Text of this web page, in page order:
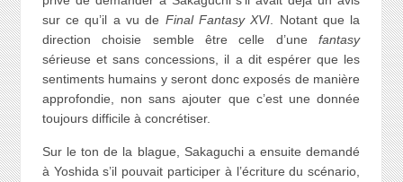
sur ce qu’il a vu de Final Fantasy XVI . Notant que la
direction choisie semble être celle d’unefantasy
sérieuse et sans concessions, il a dit espérer que les
sentiments humains y seront donc exposés de manière
approfondie, non sans ajouter que c’est une donnée
toujours difficile à concrétiser.
Sur le ton de la blague, Sakaguchi a ensuite demandé
à Yoshida s’il pouvait participer à l’écriture du scénario,